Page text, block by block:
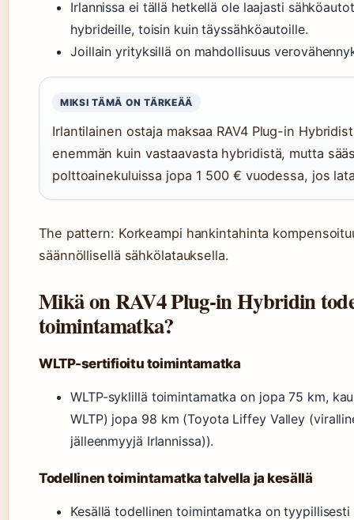
Irlannissa ei tällä hetkellä ole laajasti
hybrideille, toisin kuin täyssähköautoille.
Joillain yrityksillä on mahdollisuus
MIKSI TÄMÄ ON TÄRKEÄÄ
Irlantilainen ostaja maksaa RAV4 Plug-in
enemmän kuin vastaavasta hybridistä, mutta
polttoainekuluissa jopa 1 500 € vuodessa, jos
The pattern: Korkeampi hankintahinta
säännöllisellä sähkölatauksella.
Mikä on RAV4 Plug-in Hybridin
toimintamatka?
WLTP-sertifioitu toimintamatka
WLTP-syklillä toimintamatka on jopa 75 km,
WLTP) jopa 98 km (Toyota Liffey Valley
jälleenmyyjä Irlannissa)).
Todellinen toimintamatka talvella ja kesällä
Kesällä todellinen toimintamatka on